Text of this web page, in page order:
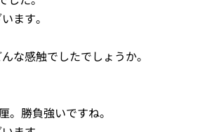
ます。
な感触でしたでしょうか。
。勝負強いですね。